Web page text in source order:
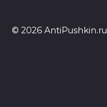
© 2026 AntiPushkin.ru